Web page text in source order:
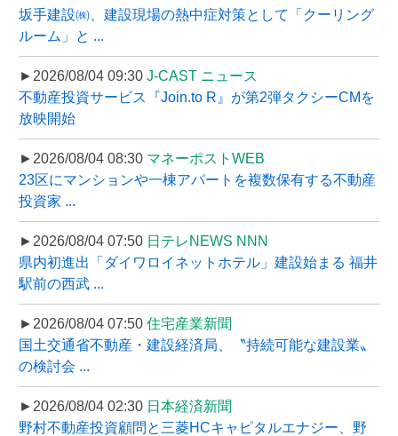
坂手建設㈱、建設現場の熱中症対策として「クーリング
ルーム」と ...
►2026/08/04 09:30 J-CAST ニュース
不動産投資サービス『Join.to R』が第2弾タクシーCMを
放映開始
►2026/08/04 08:30 マネーポストWEB
23区にマンションや一棟アパートを複数保有する不動産
投資家 ...
►2026/08/04 07:50 日テレNEWS NNN
県内初進出「ダイワロイネットホテル」建設始まる 福井
駅前の西武 ...
►2026/08/04 07:50 住宅産業新聞
国土交通省不動産・建設経済局、〝持続可能な建設業〟
の検討会 ...
►2026/08/04 02:30 日本経済新聞
野村不動産投資顧問と三菱HCキャピタルエナジー、野